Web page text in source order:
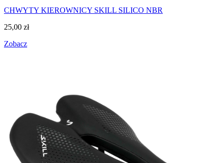
CHWYTY KIEROWNICY SKILL SILICO NBR
25,00 zł
Zobacz